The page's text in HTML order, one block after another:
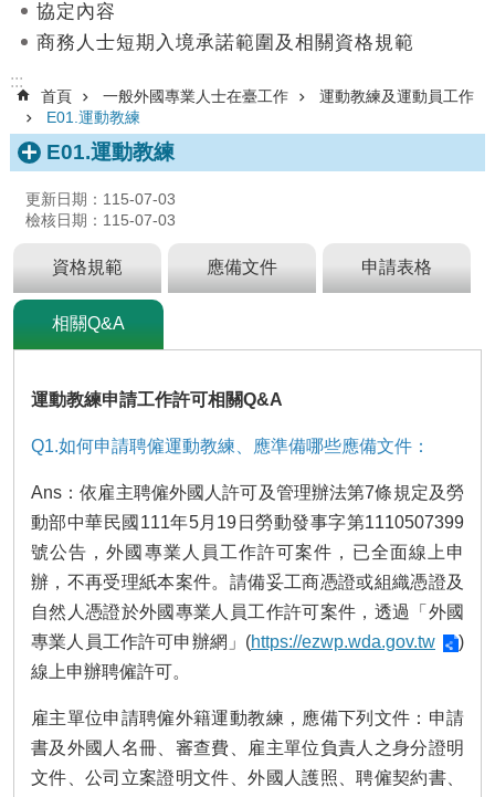
絡
我
們
English
私
權
訊
全
策
政
網
資
料
開
宣
告
舉
瀆
協定內容
商務人士短期入境承諾範圍及相關資格規範
:::
首頁 一般外國專業人士在臺工作
運動教練及運動員工作
E01.運動教練
E01.運動教練
更新日期：115-07-03
檢核日期：115-07-03
資格規範 應備文件 申請表格
相關Q&A
運動教練申請工作許可相關Q&A
Q1.如何申請聘僱運動教練、應準備哪些應備文件：
Ans：依雇主聘僱外國人許可及管理辦法第7條規定及勞
動部中華民國111年5月19日勞動發事字第1110507399
號公告，外國專業人員工作許可案件，已全面線上申
辦，不再受理紙本案件。請備妥工商憑證或組織憑證及
自然人憑證於外國專業人員工作許可案件，透過「外國
專業人員工作許可申辦網」(https://ezwp.wda.gov.tw
)
線上申辦聘僱許可。
雇主單位申請聘僱外籍運動教練，應備下列文件：申請
書及外國人名冊、審查費、雇主單位負責人之身分證明
文件、公司立案證明文件、外國人護照、聘僱契約書、